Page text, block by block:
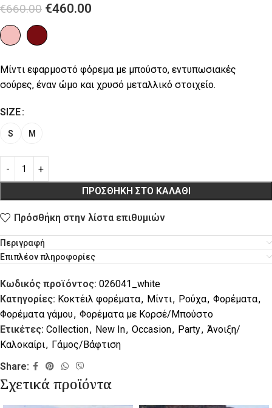
€660.00 €460.00
Μίντι εφαρμοστό φόρεμα με μπούστο, εντυπωσιακές
σούρες, έναν ώμο και χρυσό μεταλλικό στοιχείο.
SIZE
S M
ΠΡΟΣΘΉΚΗ ΣΤΟ ΚΑΛΆΘΙ
Πρόσθήκη στην λίστα επιθυμιών
Περιγραφή
Επιπλέον πληροφορίες
Κωδικός προϊόντος: 026041_white
Κατηγορίες: Κοκτέιλ φορέματα, Μίντι, Ρούχα, Φορέματα,
Φορέματα γάμου, Φορέματα με Κορσέ/Μπούστο
Ετικέτες: Collection, New In, Occasion, Party, Άνοιξη/
Καλοκαίρι, Γάμος/Βάφτιση
Share:
Σχετικά προϊόντα